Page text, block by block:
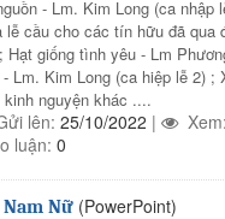
- Lm. Kim Long (ca nhập
cầu cho các tín hữu đã qua
giống tình yêu - Lm
Lm. Kim Long (ca hiệp lễ 2) ;
nguyện khác ....
lên: 25/10/2022 | Xem:
luận: 0
Nữ (PowerPoint)